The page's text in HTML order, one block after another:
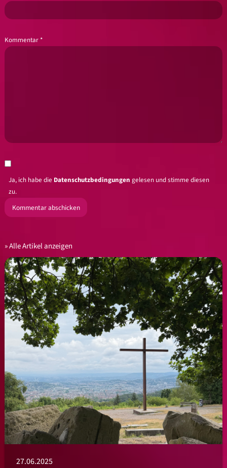
Kommentar *
Ja, ich habe die Datenschutzbedingungen gelesen und stimme diesen
zu.
Alle Artikel anzeigen
27.06.2025